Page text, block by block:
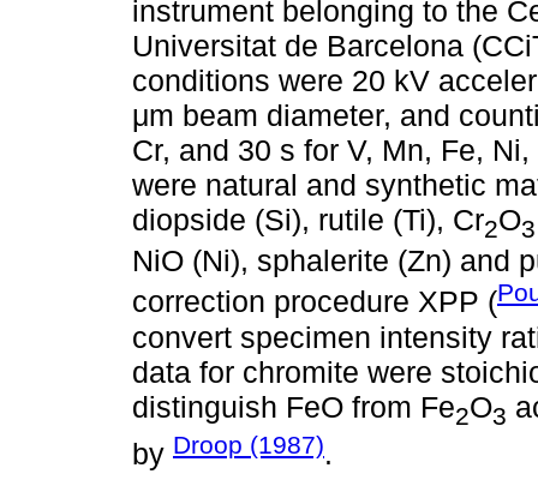
instrument belonging to the
Universitat de Barcelona
conditions were 20 kV
μm beam diameter, and
Cr, and 30 s for V, Mn, Fe,
were natural and synthetic
diopside (Si), rutile (Ti), Cr2O3
NiO (Ni), sphalerite (Zn) and
correction procedure XPP (
convert specimen intensity
data for chromite were
distinguish FeO from Fe2O3
by Droop (1987).